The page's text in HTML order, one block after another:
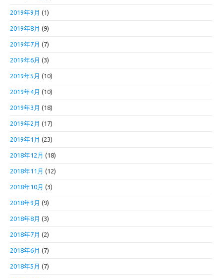
2019年9月 (1)
2019年8月 (9)
2019年7月 (7)
2019年6月 (3)
2019年5月 (10)
2019年4月 (10)
2019年3月 (18)
2019年2月 (17)
2019年1月 (23)
2018年12月 (18)
2018年11月 (12)
2018年10月 (3)
2018年9月 (9)
2018年8月 (3)
2018年7月 (2)
2018年6月 (7)
2018年5月 (7)